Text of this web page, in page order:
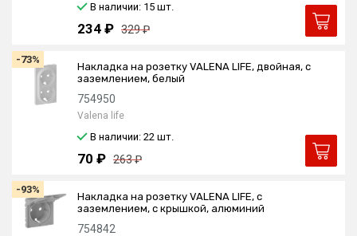
В наличии: 15 шт.
234 ₽ 329 ₽
-73%
Накладка на розетку VALENA LIFE, двойная, с
заземлением, белый
754950
Valena life
В наличии: 22 шт.
70 ₽ 263 ₽
-93%
Накладка на розетку VALENA LIFE, с
заземлением, с крышкой, алюминий
754842